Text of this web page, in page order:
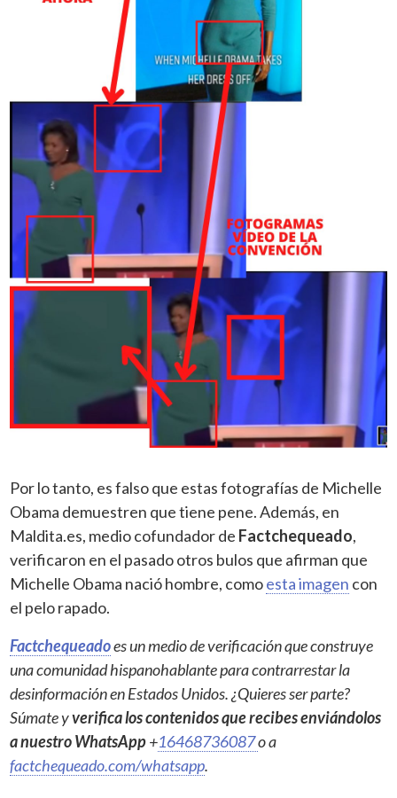
Por lo tanto, es falso que estas fotografías de Michelle
Obama demuestren que tiene pene. Además, en
Maldita.es, medio cofundador de Factchequeado,
verificaron en el pasado otros bulos que afirman que
Michelle Obama nació hombre, comoesta imagen con
el pelo rapado.
Factchequeadoes un medio de verificación que construye
una comunidad hispanohablante para contrarrestar la
desinformación en Estados Unidos. ¿Quieres ser parte?
Súmate yverifica los contenidos que recibes enviándolos
a nuestro WhatsApp+16468736087o a
factchequeado.com/whatsapp.